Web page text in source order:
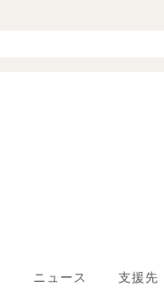
ニュース 支援先